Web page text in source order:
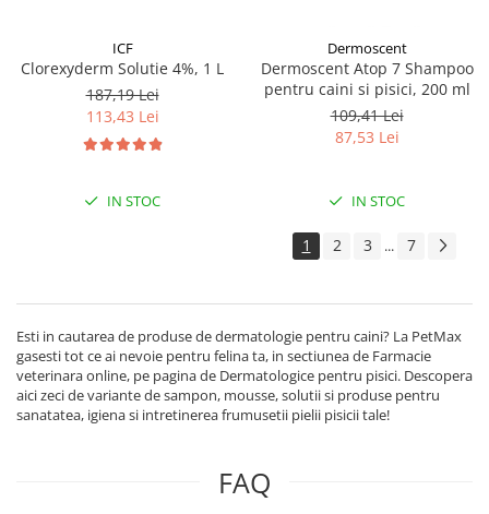
ICF
Clorexyderm Solutie 4%, 1 L
187,19 Lei
113,43 Lei
IN STOC
Dermoscent
Dermoscent Atop 7 Shampoo
pentru caini si pisici, 200 ml
109,41 Lei
87,53 Lei
IN STOC
1 2 3 ... 7
Esti in cautarea de produse de dermatologie pentru caini? La PetMax
gasesti tot ce ai nevoie pentru felina ta, in sectiunea de Farmacie
veterinara online, pe pagina de Dermatologice pentru pisici. Descopera
aici zeci de variante de sampon, mousse, solutii si produse pentru
sanatatea, igiena si intretinerea frumusetii pielii pisicii tale!
FAQ